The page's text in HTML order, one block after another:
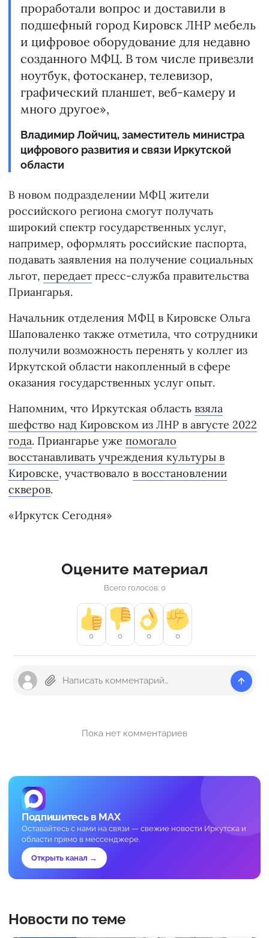
проработали вопрос и доставили в
подшефный город Кировск ЛНР мебель
и цифровое оборудование для недавно
созданного МФЦ. В том числе привезли
ноутбук, фотосканер, телевизор,
графический планшет, веб-камеру и
много другое»,
Владимир Лойчиц, заместитель министра
цифрового развития и связи Иркутской
области
В новом подразделении МФЦ жители
российского региона смогут получать
широкий спектр государственных услуг,
например, оформлять российские паспорта,
подавать заявления на получение социальных
льгот, передает пресс-служба правительства
Приангарья.
Начальник отделения МФЦ в Кировске Ольга
Шаповаленко также отметила, что сотрудники
получили возможность перенять у коллег из
Иркутской области накопленный в сфере
оказания государственных услуг опыт.
Напомним, что Иркутская область взяла
шефство над Кировском из ЛНР в августе 2022
года. Приангарье уже помогало
восстанавливать учреждения культуры в
Кировске, участвовало в восстановлении
скверов.
«Иркутск Сегодня»
Оцените материал
Всего голосов: 0
0 0 0 0
Пока нет комментариев
Подпишитесь в MAX
Оставайтесь с нами на связи — свежие новости Иркутска и
области прямо в мессенджере.
Открыть канал →
Новости по теме